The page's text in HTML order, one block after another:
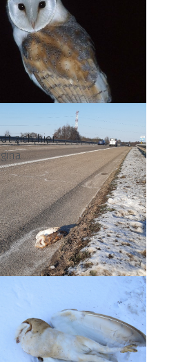
zich hier:
: kunnen
aan een
voor
helpen?
maar bijna
loopt een